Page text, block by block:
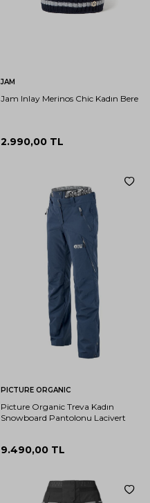
JAM
Jam Inlay Merinos Chic Kadın Bere
2.990,00 TL
PICTURE ORGANIC
Picture Organic Treva Kadın
Snowboard Pantolonu Lacivert
9.490,00 TL